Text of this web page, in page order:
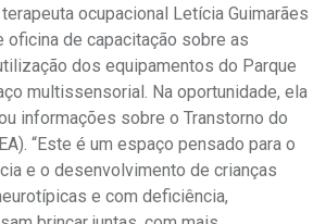
ocupacional Letícia Guimarães
oficina de capacitação sobre as
dos equipamentos do Parque
multissensorial. Na oportunidade, ela
informações sobre o Transtorno do
“Este é um espaço pensado para o
e o desenvolvimento de crianças
e com deficiência,